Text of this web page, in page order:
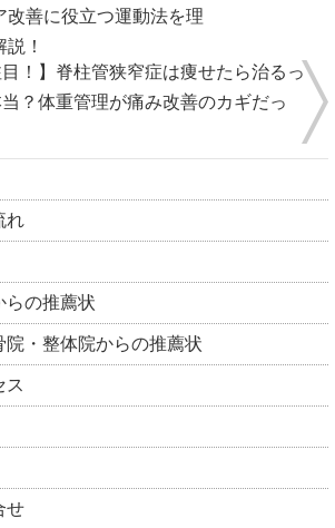
改善に役立つ運動法を理
！
目！】脊柱管狭窄症は痩せたら治るっ
？体重管理が痛み改善のカギだっ
れ
らの推薦状
院・整体院からの推薦状
ス
せ